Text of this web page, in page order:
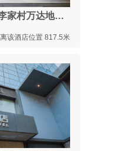
如家旗下-西安大雁塔李家村万达地铁站派柏·云酒店
该酒店位置 817.5米